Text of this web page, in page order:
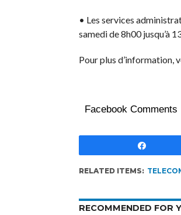
• Les services
samedi de 8h00 jusqu’à
Pour plus d’information,
Facebook Comments
RELATED ITEMS:
RECOMMENDED FOR